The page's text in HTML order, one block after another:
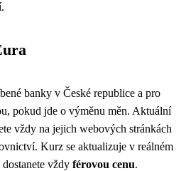
banky v České republice a pro
pokud jde o výměnu měn. Aktuální
vždy na jejich webových stránkách
Kurz se aktualizuje v reálném
dostanete vždy férovou cenu.